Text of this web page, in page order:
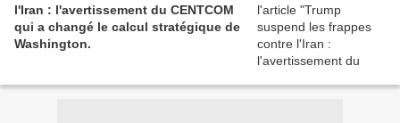
l'Iran : l'avertissement du CENTCOM
qui a changé le calcul stratégique de
Washington.